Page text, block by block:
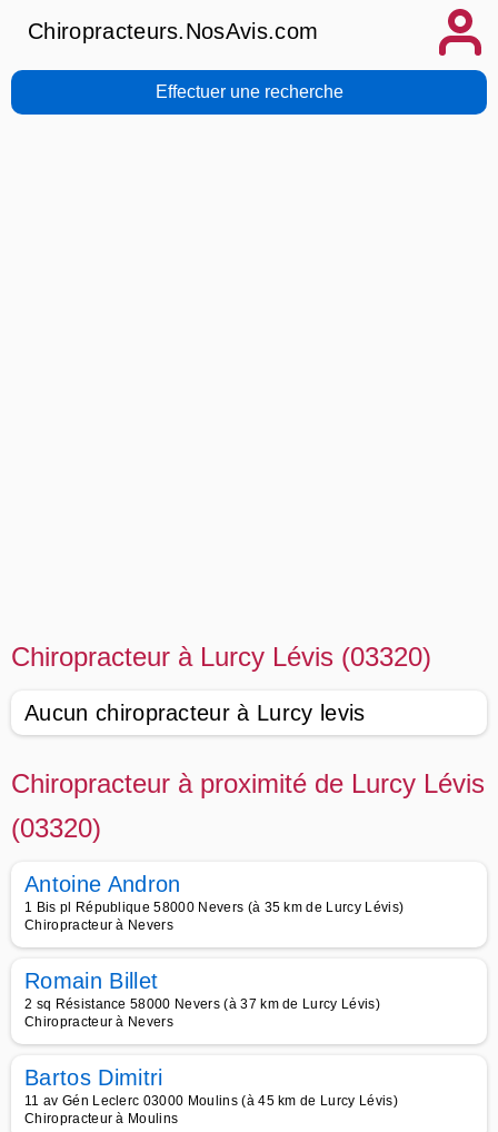
Chiropracteurs.NosAvis.com
Effectuer une recherche
Chiropracteur à Lurcy Lévis (03320)
Aucun chiropracteur à Lurcy levis
Chiropracteur à proximité de Lurcy Lévis
(03320)
Antoine Andron
1 Bis pl République 58000 Nevers (à 35 km de Lurcy Lévis)
Chiropracteur à Nevers
Romain Billet
2 sq Résistance 58000 Nevers (à 37 km de Lurcy Lévis)
Chiropracteur à Nevers
Bartos Dimitri
11 av Gén Leclerc 03000 Moulins (à 45 km de Lurcy Lévis)
Chiropracteur à Moulins